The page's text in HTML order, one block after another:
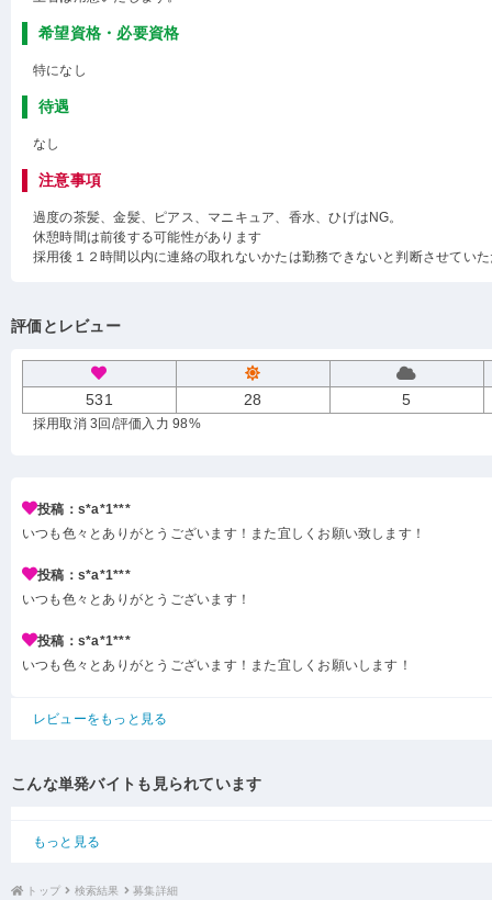
希望資格・必要資格
特になし
待遇
なし
注意事項
過度の茶髪、金髪、ピアス、マニキュア、香水、ひげはNG。
休憩時間は前後する可能性があります
採用後１２時間以内に連絡の取れないかたは勤務できないと判断させてい
評価とレビュー
531 28 5
採用取消 3回 /評価入力 98%
投稿：s*a*1***
いつも色々とありがとうございます！また宜しくお願い致します！
投稿：s*a*1***
いつも色々とありがとうございます！
投稿：s*a*1***
いつも色々とありがとうございます！また宜しくお願いします！
レビューをもっと見る
こんな単発バイトも見られています
もっと見る
トップ 検索結果 募集詳細